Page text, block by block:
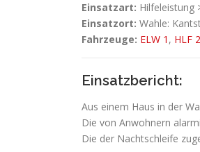
Einsatzart: Hilfeleistung
Einsatzort: Wahle:
Fahrzeuge: ELW 1 , HLF
Einsatzbericht:
Aus einem Haus in der
Die von Anwohnern
Die der Nachtschleife